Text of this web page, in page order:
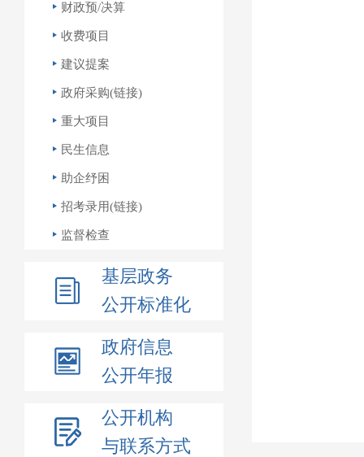
财政预/决算
收费项目
建议提案
政府采购(链接)
重大项目
民生信息
助企纾困
招考录用(链接)
监督检查
基层政务
公开标准化
政府信息
公开年报
公开机构
与联系方式